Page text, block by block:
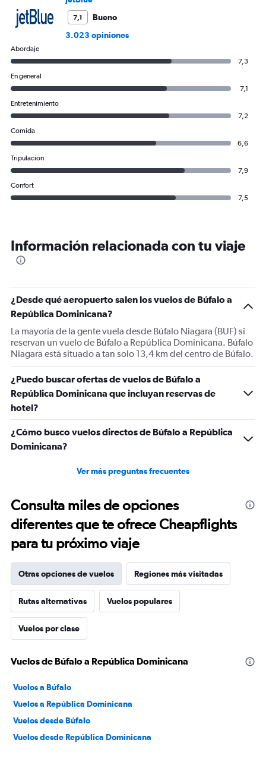
7,1
Bueno
3.023 opiniones
Abordaje
7,3
En general
7,1
Entretenimiento
7,2
Comida
6,6
Tripulación
7,9
Confort
7,5
Información relacionada con tu viaje
¿Desde qué aeropuerto salen los vuelos de Búfalo a
República Dominicana?
La mayoría de la gente vuela desde Búfalo Niagara (BUF) si
reservan un vuelo de Búfalo a República Dominicana. Búfalo
Niagara está situado a tan solo 13,4 km del centro de Búfalo.
¿Puedo buscar ofertas de vuelos de Búfalo a
República Dominicana que incluyan reservas de
hotel?
¿Cómo busco vuelos directos de Búfalo a República
Dominicana?
Ver más preguntas frecuentes
Consulta miles de opciones
diferentes que te ofrece Cheapflights
para tu próximo viaje
Otras opciones de vuelos Regiones más visitadas
Rutas alternativas Vuelos populares
Vuelos por clase
Vuelos de Búfalo a República Dominicana
Vuelos a Búfalo
Vuelos a República Dominicana
Vuelos desde Búfalo
Vuelos desde República Dominicana